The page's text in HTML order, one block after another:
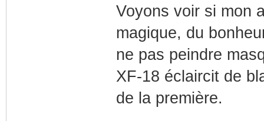
Voyons voir si mon
magique, du
ne pas peindre
XF-18 éclaircit de
de la première.